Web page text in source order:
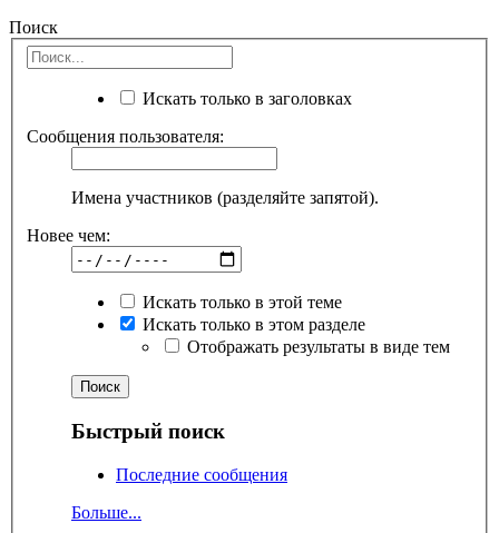
Поиск
Искать только в заголовках
Сообщения пользователя:
Имена участников (разделяйте запятой).
Новее чем:
Искать только в этой теме
Искать только в этом разделе
Отображать результаты в виде тем
Быстрый поиск
Последние сообщения
Больше...